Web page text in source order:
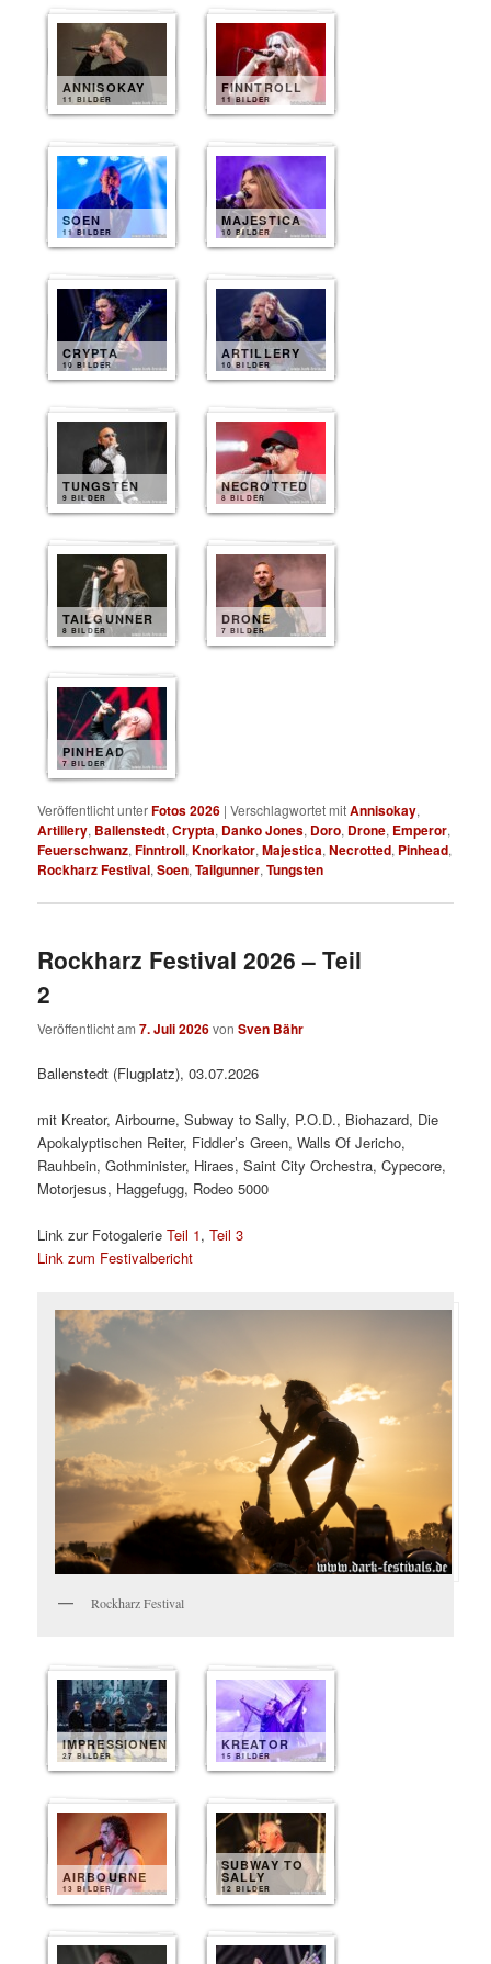
ANNISOKAY
11 BILDER
FINNTROLL
11 BILDER
SOEN
11 BILDER
MAJESTICA
10 BILDER
CRYPTA
10 BILDER
ARTILLERY
10 BILDER
TUNGSTEN
9 BILDER
NECROTTED
8 BILDER
TAILGUNNER
8 BILDER
DRONE
7 BILDER
PINHEAD
7 BILDER
Veröffentlicht unterFotos 2026 |Verschlagwortet mitAnnisokay,
Artillery, Ballenstedt,Crypta, Danko Jones, Doro, Drone, Emperor,
Feuerschwanz,Finntroll,Knorkator,Majestica,Necrotted, Pinhead,
Rockharz Festival,Soen,Tailgunner,Tungsten
Rockharz Festival 2026 – Teil
2
Veröffentlicht am7. Juli 2026vonSven Bähr
Ballenstedt (Flugplatz), 03.07.2026
mit Kreator, Airbourne, Subway to Sally, P.O.D., Biohazard, Die
Apokalyptischen Reiter, Fiddler’s Green, Walls Of Jericho,
Rauhbein, Gothminister, Hiraes, Saint City Orchestra, Cypecore,
Motorjesus, Haggefugg, Rodeo 5000
Link zur FotogalerieTeil 1,Teil 3
Link zum Festivalbericht
Rockharz Festival
IMPRESSIONEN
27 BILDER
KREATOR
15 BILDER
AIRBOURNE
13 BILDER
SUBWAY TO
SALLY
12 BILDER